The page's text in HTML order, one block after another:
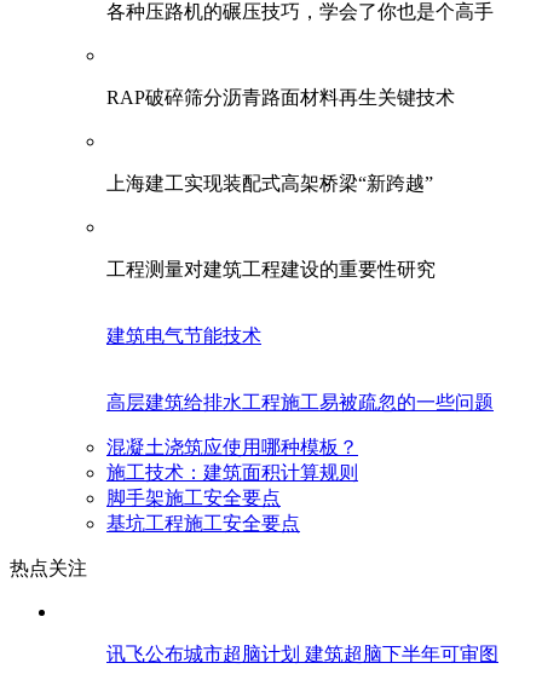
各种压路机的碾压技巧，学会了你也是个高手
RAP破碎筛分沥青路面材料再生关键技术
上海建工实现装配式高架桥梁“新跨越”
工程测量对建筑工程建设的重要性研究
建筑电气节能技术
高层建筑给排水工程施工易被疏忽的一些问题
混凝土浇筑应使用哪种模板？
施工技术：建筑面积计算规则
脚手架施工安全要点
基坑工程施工安全要点
热点关注
讯飞公布城市超脑计划 建筑超脑下半年可审图